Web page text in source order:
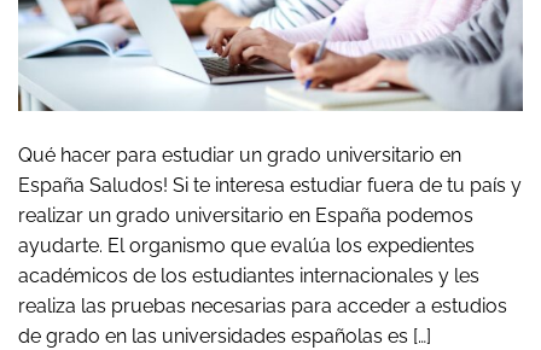
Qué hacer para estudiar un grado universitario en
España Saludos! Si te interesa estudiar fuera de tu país y
realizar un grado universitario en España podemos
ayudarte. El organismo que evalúa los expedientes
académicos de los estudiantes internacionales y les
realiza las pruebas necesarias para acceder a estudios
de grado en las universidades españolas es […]